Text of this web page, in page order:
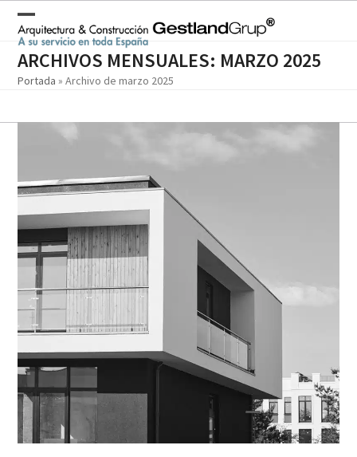
contentOpen
mobile
menu
Close
mobile
menu
ARCHIVOS MENSUALES: MARZO 2025
Portada »Archivo de marzo 2025